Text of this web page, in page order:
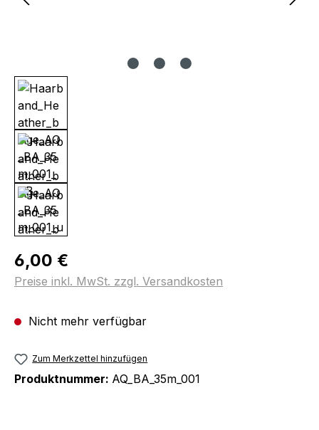
Regulärer Preis:
6,00 €
Preise inkl. MwSt. zzgl. Versandkosten
Nicht mehr verfügbar
Zum Merkzettel hinzufügen
Produktnummer: AQ_BA_35m_001